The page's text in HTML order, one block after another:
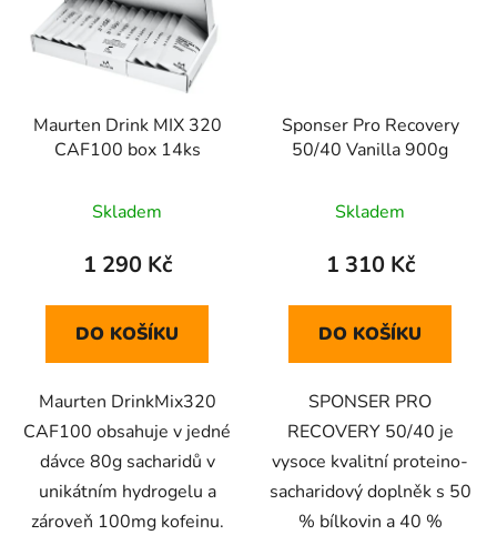
Maurten Drink MIX 320
CAF100 box 14ks
Skladem
1 290 Kč
DO KOŠÍKU
Maurten DrinkMix320
CAF100 obsahuje v jedné
dávce 80g sacharidů v
unikátním hydrogelu a
zároveň 100mg kofeinu.
Sponser Pro Recovery
50/40 Vanilla 900g
Skladem
1 310 Kč
DO KOŠÍKU
SPONSER PRO
RECOVERY 50/40 je
vysoce kvalitní proteino-
sacharidový doplněk s 50
% bílkovin a 40 %